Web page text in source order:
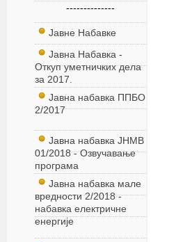
--------------
Јавне Набавке
Јавна Набавка -
Откуп уметничких дела
за 2017.
Јавна набавка ППБО
2/2017
Јавна набавка ЈНМВ
01/2018 - Озвучавање
програма
Јавна набавка мале
вредности 2/2018 -
набавка електричне
енергије